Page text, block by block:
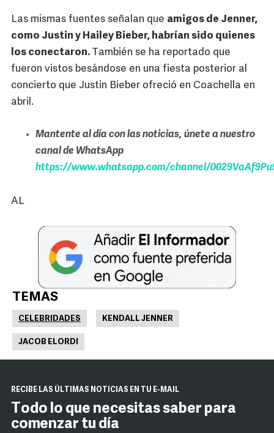
Las mismas fuentes señalan que amigos de Jenner,
como Justin y Hailey Bieber, habrían sido quienes
los conectaron. También se ha reportado que
fueron vistos besándose en una fiesta posterior al
concierto que Justin Bieber ofreció en Coachella en
abril.
Mantente al día con las noticias, únete a nuestro
canal de WhatsApp
https://www.whatsapp.com/channel/
AL
TEMAS
CELEBRIDADES KENDALL JENNER
JACOB ELORDI
RECIBE LAS ÚLTIMAS NOTICIAS EN TU E-MAIL
Todo lo que necesitas saber para
comenzar tu día